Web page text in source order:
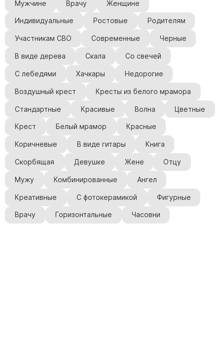
Мужчине Врачу Женщине
Индивидуальные Ростовые Родителям
Участникам СВО Современные Черные
В виде дерева Скала Со свечей
С лебедями Хачкары Недорогие
Воздушный крест Кресты из белого мрамора
Стандартные Красивые Волна Цветные
Крест Белый мрамор Красные
Коричневые В виде гитары Книга
Скорбящая Девушке Жене Отцу
Мужу Комбинированные Ангел
Креативные С фотокерамикой Фигурные
Врачу Горизонтальные Часовни